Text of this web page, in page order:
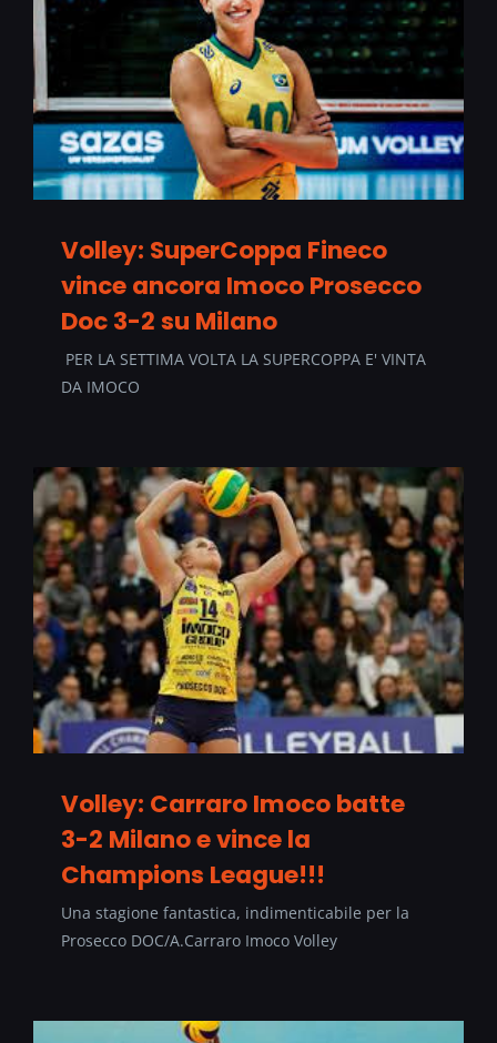
Volley: SuperCoppa Fineco
vince ancora Imoco Prosecco
Doc 3-2 su Milano
PER LA SETTIMA VOLTA LA SUPERCOPPA E' VINTA
DA IMOCO
Volley: Carraro Imoco batte
3-2 Milano e vince la
Champions League!!!
Una stagione fantastica, indimenticabile per la
Prosecco DOC/A.Carraro Imoco Volley